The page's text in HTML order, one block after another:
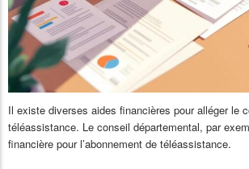
Il existe diverses aides financières pour alléger le
téléassistance. Le conseil départemental, par
financière pour l’abonnement de téléassistance.